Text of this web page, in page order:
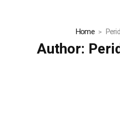
Home
Author: